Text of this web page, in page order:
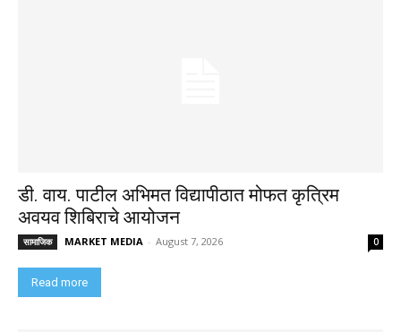
डी. वाय. पाटील अभिमत विद्यापीठात मोफत कृत्रिम
अवयव शिबिराचे आयोजन
सामाजिक MARKET MEDIA - August 7, 2026 0
Read more